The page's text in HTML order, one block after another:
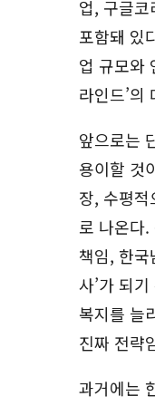
업, 구글코
포함돼 있
업 규모와
라인드’
앞으로는
용이할 것
장, 수평
로 나온다
책임, 한
사’가 되
복지를 늘
진짜 전략
과거에는